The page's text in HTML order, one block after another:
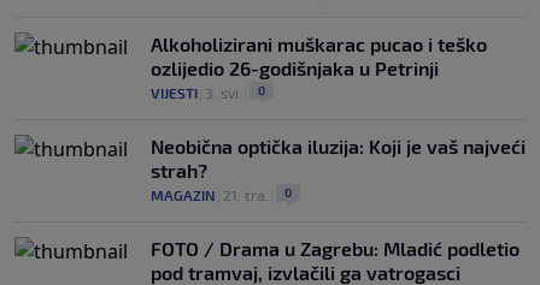
Alkoholizirani muškarac pucao i teško
ozlijedio 26-godišnjaka u Petrinji
VIJESTI 3. svi. 0
Neobična optička iluzija: Koji je vaš najveći
strah?
MAGAZIN 21. tra. 0
FOTO / Drama u Zagrebu: Mladić podletio
pod tramvaj, izvlačili ga vatrogasci